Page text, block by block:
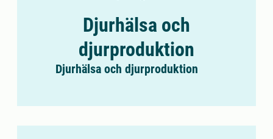
Djurhälsa och
djurproduktion
Djurhälsa och djurproduktion